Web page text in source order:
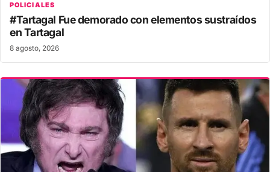
POLICIALES
#Tartagal Fue demorado con elementos sustraídos
en Tartagal
8 agosto, 2026